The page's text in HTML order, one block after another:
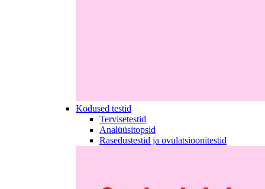
Kodused testid
Tervisetestid
Analüüsitopsid
Rasedustestid ja ovulatsioonitestid